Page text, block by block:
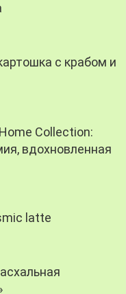
с крабом и
Collection:
вдохновленная
latte